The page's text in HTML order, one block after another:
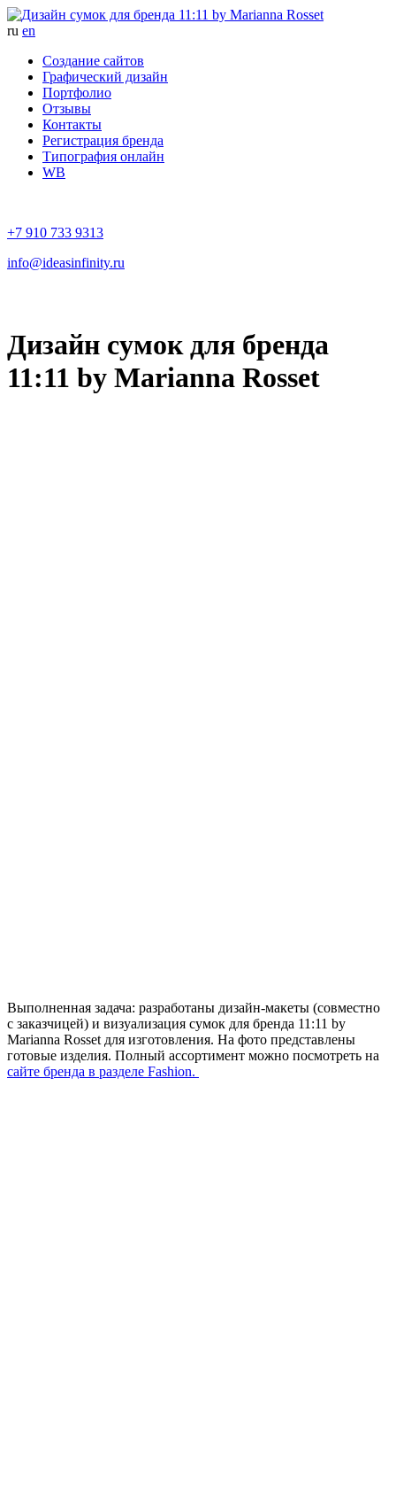
ru en
Создание сайтов
Графический дизайн
Портфолио
Отзывы
Контакты
Регистрация бренда
Типография онлайн
WB
+7 910 733 9313
info@ideasinfinity.ru
Дизайн сумок для бренда
11:11 by Marianna Rosset
Выполненная задача: разработаны дизайн-макеты (совместно
с заказчицей) и визуализация сумок для бренда 11:11 by
Marianna Rosset для изготовления. На фото представлены
готовые изделия. Полный ассортимент можно посмотреть на
сайте бренда в разделе Fashion.